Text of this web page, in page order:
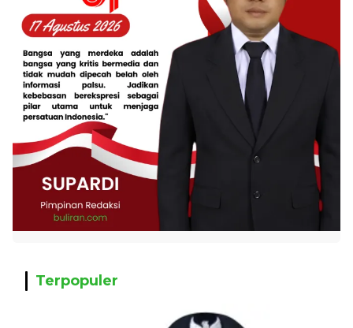
Terpopuler